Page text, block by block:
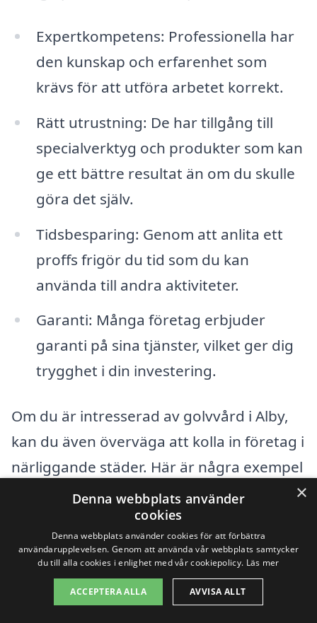
Expertkompetens: Professionella har
den kunskap och erfarenhet som
krävs för att utföra arbetet korrekt.
Rätt utrustning: De har tillgång till
specialverktyg och produkter som kan
ge ett bättre resultat än om du skulle
göra det själv.
Tidsbesparing: Genom att anlita ett
proffs frigör du tid som du kan
använda till andra aktiviteter.
Garanti: Många företag erbjuder
garanti på sina tjänster, vilket ger dig
trygghet i din investering.
Om du är intresserad av golvvård i Alby,
kan du även överväga att kolla in företag i
närliggande städer. Här är några exempel
på orter där du också kan hitta
kvalificerade yrkespersoner:
Fränsta
Bredåker
×
Denna webbplats använder
cookies
Denna webbplats använder cookies för att förbättra
användarupplevelsen. Genom att använda vår webbplats samtycker
du till alla cookies i enlighet med vår cookiepolicy. Läs mer
ACCEPTERA ALLA AVVISA ALLT